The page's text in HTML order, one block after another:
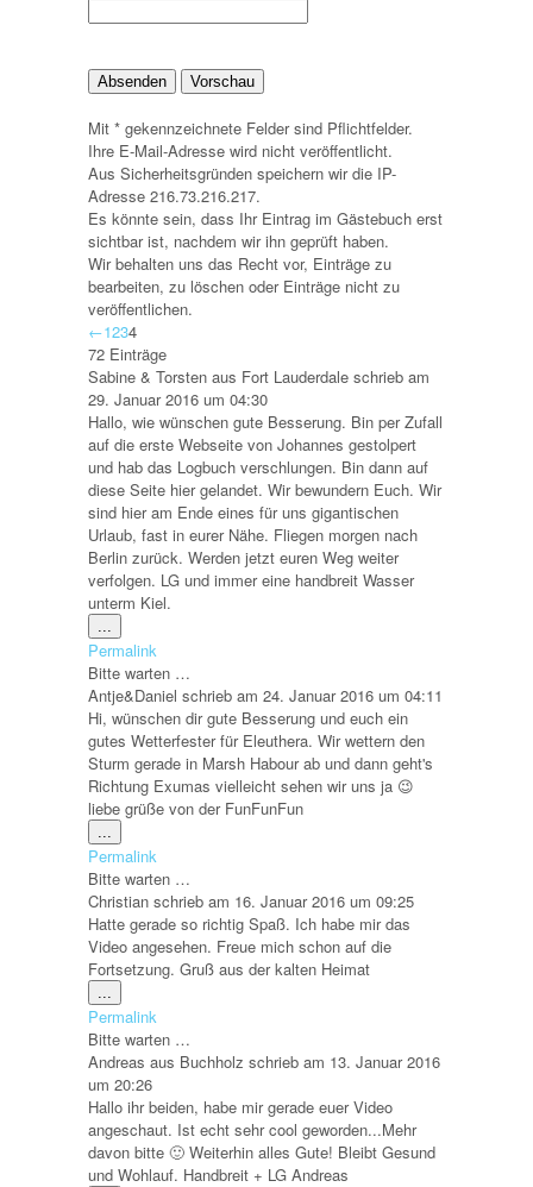
Mit * gekennzeichnete Felder sind Pflichtfelder.
Ihre E-Mail-Adresse wird nicht veröffentlicht.
Aus Sicherheitsgründen speichern wir die IP-
Adresse 216.73.216.217.
Es könnte sein, dass Ihr Eintrag im Gästebuch erst
sichtbar ist, nachdem wir ihn geprüft haben.
Wir behalten uns das Recht vor, Einträge zu
bearbeiten, zu löschen oder Einträge nicht zu
veröffentlichen.
Navigation
der
Gästebuchliste
←1234
72 Einträge
Sabine & Torsten aus Fort Lauderdale schrieb am
29. Januar 2016 um 04:30
Hallo, wie wünschen gute Besserung. Bin per Zufall
auf die erste Webseite von Johannes gestolpert
und hab das Logbuch verschlungen. Bin dann auf
diese Seite hier gelandet. Wir bewundern Euch. Wir
sind hier am Ende eines für uns gigantischen
Urlaub, fast in eurer Nähe. Fliegen morgen nach
Berlin zurück. Werden jetzt euren Weg weiter
verfolgen. LG und immer eine handbreit Wasser
unterm Kiel.
Metabox
ein-/ausblenden.
Permalink
Bitte warten …
Antje&Daniel schrieb am 24. Januar 2016 um 04:11
Hi, wünschen dir gute Besserung und euch ein
gutes Wetterfester für Eleuthera. Wir wettern den
Sturm gerade in Marsh Habour ab und dann geht's
Richtung Exumas vielleicht sehen wir uns ja 😉
liebe grüße von der FunFunFun
Metabox
ein-/ausblenden.
Permalink
Bitte warten …
Christian schrieb am 16. Januar 2016 um 09:25
Hatte gerade so richtig Spaß. Ich habe mir das
Video angesehen. Freue mich schon auf die
Fortsetzung. Gruß aus der kalten Heimat
Metabox
ein-/ausblenden.
Permalink
Bitte warten …
Andreas aus Buchholz schrieb am 13. Januar 2016
um 20:26
Hallo ihr beiden, habe mir gerade euer Video
angeschaut. Ist echt sehr cool geworden...Mehr
davon bitte 🙂 Weiterhin alles Gute! Bleibt Gesund
und Wohlauf. Handbreit + LG Andreas